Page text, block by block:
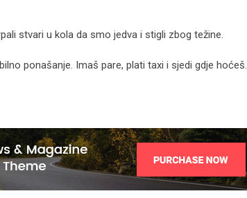
stvari u kola da smo jedva i stigli zbog težine.
ponašanje. Imaš pare, plati taxi i sjedi gdje hoćeš.